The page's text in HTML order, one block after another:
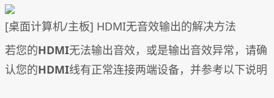
[桌面计算机/主板] HDMI无音效输出的解决方法
若您的HDMI无法输出音效，或是输出音效异常，请确
认您的HDMI线有正常连接两端设备，并参考以下说明